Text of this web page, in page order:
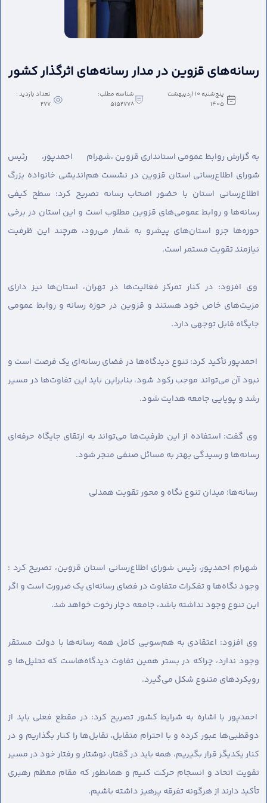
رسانه‌های قزوین در مدار رسانه‌های اثرگذار کشور
پنج‌شنبه 10 اردیبهشت
1405
شناسه مطلب:
5152778
تعداد بازدید :
277
به گزارش روابط عمومی استانداری قزوین ،شهرام احمدپور، رئیس
شورای اطلاع‌رسانی استان قزوین در نشست هم‌اندیشی خانواده بزرگ
اطلاع‌رسانی استان با حضور اصحاب رسانه تصریح کرد: سطح کیفی
رسانه‌ها و روابط عمومی‌های قزوین مطلوب است و این استان در برخی
حوزه‌ها جزو استان‌های پیشرو به شمار می‌رود، هرچند این ظرفیت
نیازمند تقویت مستمر است.
وی افزود: در کنار تمرکز فعالیت‌ها در تهران، استان‌ها نیز دارای
مزیت‌های خاص خود هستند و قزوین در حوزه رسانه و روابط عمومی
جایگاه قابل توجهی دارد.
احمدپور تأکید کرد: تنوع دیدگاه‌ها در فضای رسانه‌ای یک فرصت است و
نبود آن می‌تواند موجب رکود شود، بنابراین باید این تفاوت‌ها در مسیر
رشد و پویایی جامعه هدایت شود.
وی گفت: استفاده از این ظرفیت‌ها می‌تواند به ارتقای جایگاه حرفه‌ای
رسانه‌ها و رسیدگی بهتر به مسائل صنفی منجر شود.
رسانه‌ها؛ میدان تنوع نگاه و محور تقویت همدلی
شهرام احمدپور، رئیس شورای اطلاع‌رسانی استان قزوین، تصریح کرد :
وجود نگاه‌ها و تفکرات متفاوت در فضای رسانه‌ای یک ضرورت است و اگر
این تنوع وجود نداشته باشد، جامعه دچار رخوت خواهد شد.
وی افزود: اعتقادی به هم‌سویی کامل همه رسانه‌ها با دولت مستقر
وجود ندارد، چراکه در بستر همین تفاوت دیدگاه‌هاست که تحلیل‌ها و
رویکردهای متنوع شکل می‌گیرد.
احمدپور با اشاره به شرایط کشور تصریح کرد: در مقطع فعلی باید از
دوقطبی‌ها عبور کرده و با احترام متقابل، تقابل‌ها را کنار بگذاریم و در
کنار یکدیگر قرار بگیریم، همه باید در گفتار، نوشتار و رفتار خود در مسیر
تقویت اتحاد و انسجام حرکت کنیم و همانطور که مقام معظم رهبری
تأکید دارند از هرگونه تفرقه پرهیز داشته باشیم.